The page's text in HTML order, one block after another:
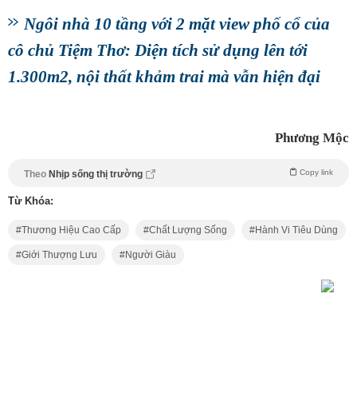
Ngôi nhà 10 tầng với 2 mặt view phố cổ của
cô chủ Tiệm Thơ: Diện tích sử dụng lên tới
1.300m2, nội thất khảm trai mà vẫn hiện đại
Phương Mộc
Theo Nhịp sống thị trường Copy link
Từ Khóa:
Thương Hiệu Cao Cấp Chất Lượng Sống Hành Vi Tiêu Dùng
Giới Thượng Lưu Người Giàu